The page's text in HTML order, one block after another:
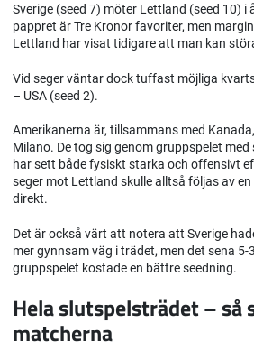
Sverige (seed 7) möter Lettland (seed 10) i
pappret är Tre Kronor favoriter, men
Lettland har visat tidigare att man kan
Vid seger väntar dock tuffast möjliga
– USA (seed 2).
Amerikanerna är, tillsammans med
Milano. De tog sig genom gruppspelet
har sett både fysiskt starka och offensivt
seger mot Lettland skulle alltså följas av
direkt.
Det är också värt att notera att Sverige
mer gynnsam väg i trädet, men det sena
gruppspelet kostade en bättre seedning.
Hela slutspelsträdet – så
matcherna